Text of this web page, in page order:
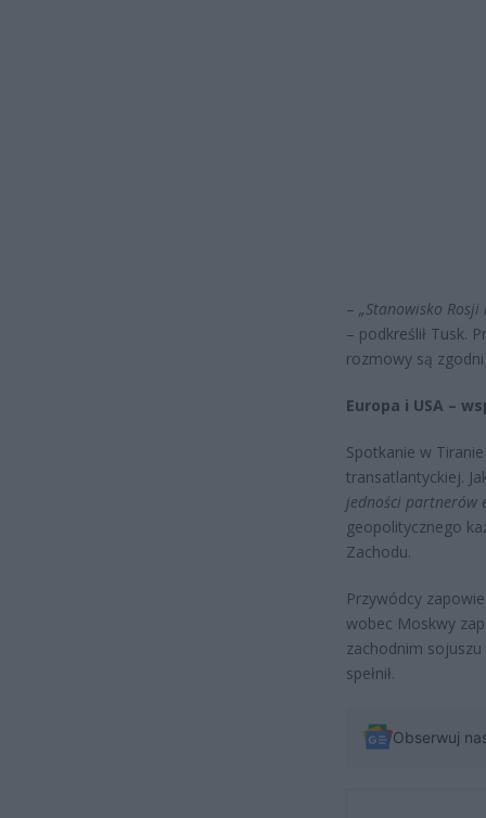
– „Stanowisko
– podkreślił Tusk.
rozmowy są
Europa i USA –
Spotkanie w
transatlantyckiej.
jedności partnerów
geopolitycznego
Zachodu.
Przywódcy
wobec Moskwy
zachodnim sojuszu
spełnił.
Obserwuj